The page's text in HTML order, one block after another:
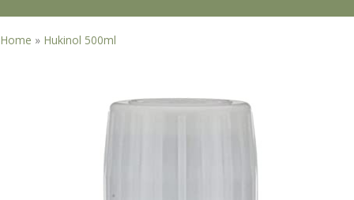
Home » Hukinol 500ml